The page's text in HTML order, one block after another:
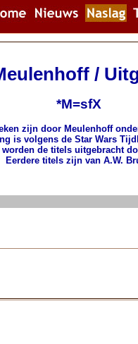
/
*M=sfX
zijn door Meulenhoff
is volgens de Star Wars
worden de titels uitgebracht
Eerdere titels zijn van A.W.